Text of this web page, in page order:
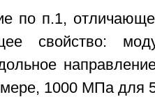
по п.1,
свойство:
1000 МПа для